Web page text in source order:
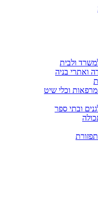
ולבית
ואתרי בניה
וכלי שיט
ובתי ספר